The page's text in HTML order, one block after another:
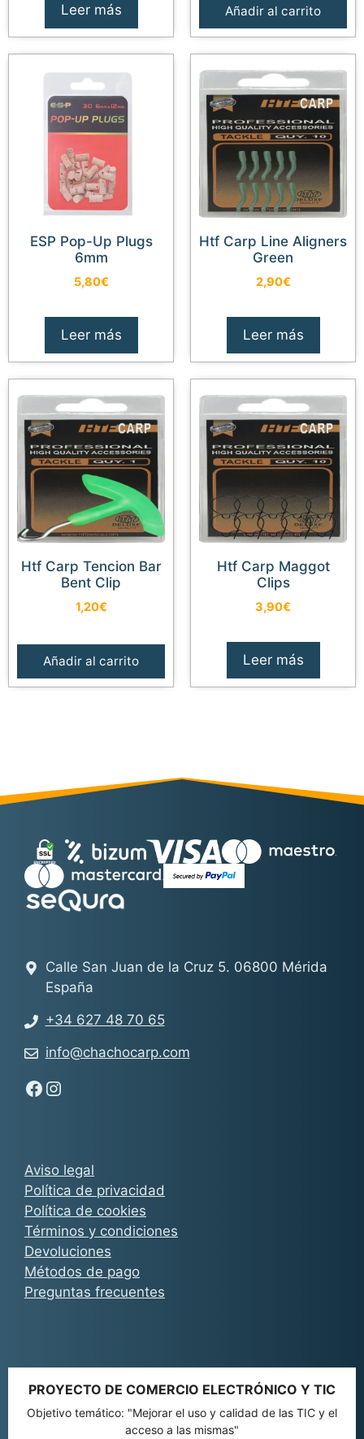
Leer más Añadir al carrito
ESP Pop-Up Plugs
6mm
5,80€
Leer más
Htf Carp Line Aligners
Green
2,90€
Leer más
Htf Carp Tencion Bar
Bent Clip
1,20€
Añadir al carrito
Htf Carp Maggot
Clips
3,90€
Leer más
Aviso legal
Política de privacidad
Política de cookies
Términos y condiciones
Devoluciones
Métodos de pago
Preguntas frecuentes
Calle San Juan de la Cruz 5. 06800 Mérida
España
+34 627 48 70 65
info@chachocarp.com
Síguenos en Facebook - Chachocarp
Síguenos en Instagram - Chachocarp
PROYECTO DE COMERCIO ELECTRÓNICO Y TIC
Objetivo temático: "Mejorar el uso y calidad de las TIC y el
acceso a las mismas"